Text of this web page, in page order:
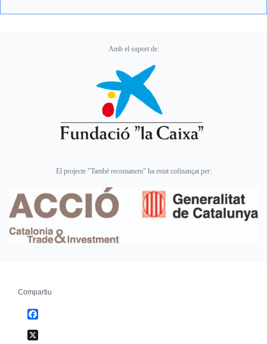
Amb el suport de:
El projecte "També recomanem" ha estat cofinançat per:
Compartiu